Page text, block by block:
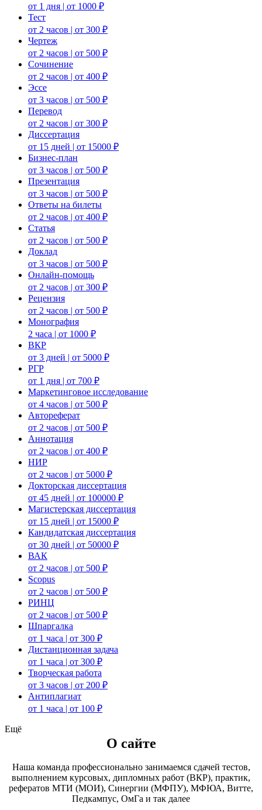
от 1 дня | от 1000 ₽
Тест
от 2 часов | от 300 ₽
Чертеж
от 2 часов | от 500 ₽
Сочинение
от 2 часов | от 400 ₽
Эссе
от 3 часов | от 500 ₽
Перевод
от 2 часов | от 300 ₽
Диссертация
от 15 дней | от 15000 ₽
Бизнес-план
от 3 часов | от 500 ₽
Презентация
от 3 часов | от 500 ₽
Ответы на билеты
от 2 часов | от 400 ₽
Статья
от 2 часов | от 500 ₽
Доклад
от 3 часов | от 500 ₽
Онлайн-помощь
от 2 часов | от 300 ₽
Рецензия
от 2 часов | от 500 ₽
Монография
2 часа | от 1000 ₽
ВКР
от 3 дней | от 5000 ₽
РГР
от 1 дня | от 700 ₽
Маркетинговое исследование
от 4 часов | от 500 ₽
Автореферат
от 2 часов | от 500 ₽
Аннотация
от 2 часов | от 400 ₽
НИР
от 2 часов | от 5000 ₽
Докторская диссертация
от 45 дней | от 100000 ₽
Магистерская диссертация
от 15 дней | от 15000 ₽
Кандидатская диссертация
от 30 дней | от 50000 ₽
ВАК
от 2 часов | от 500 ₽
Scopus
от 2 часов | от 500 ₽
РИНЦ
от 2 часов | от 500 ₽
Шпаргалка
от 1 часа | от 300 ₽
Дистанционная задача
от 1 часа | от 300 ₽
Творческая работа
от 3 часов | от 200 ₽
Антиплагиат
от 1 часа | от 100 ₽
Ещё
О сайте
Наша команда профессионально занимаемся сдачей тестов,
выполнением курсовых, дипломных работ (ВКР), практик,
рефератов МТИ (МОИ), Синергии (МФПУ), МФЮА, Витте,
Педкампус, ОмГа и так далее